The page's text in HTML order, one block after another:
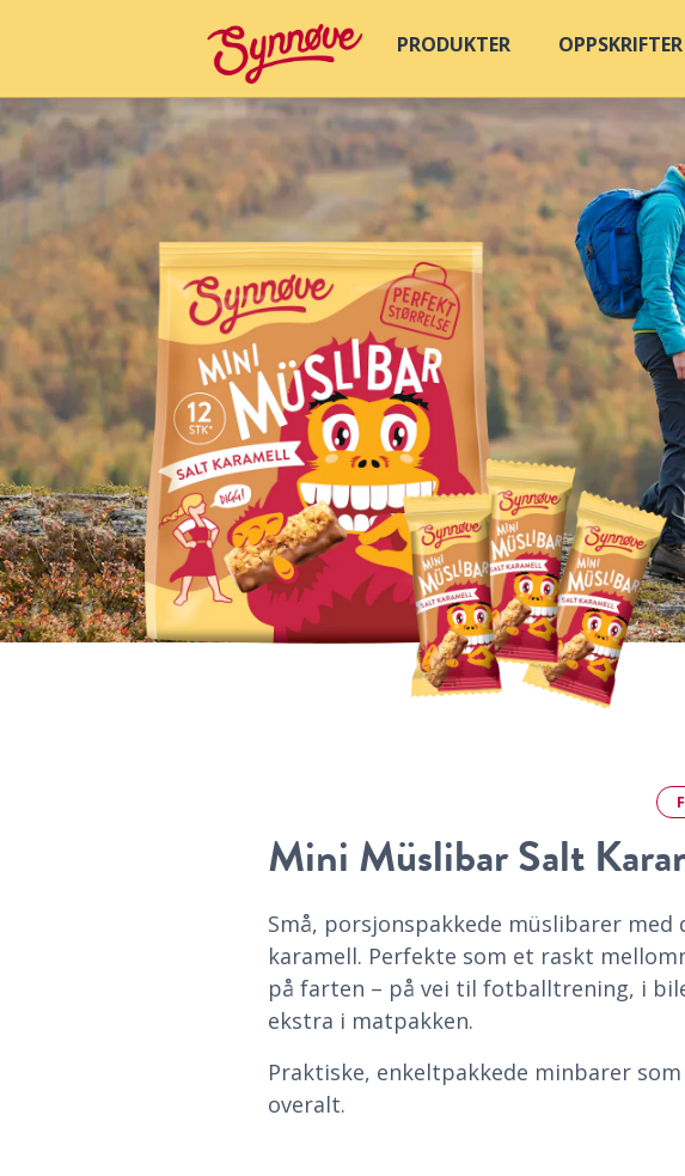
PRODUKTER OPPSKRIFTER
Mini Müslibar Salt
Små, porsjonspakkede müslibarer med
karamell. Perfekte som et raskt
på farten – på vei til fotballtrening, i
ekstra i matpakken.
Praktiske, enkeltpakkede minbarer
overalt.